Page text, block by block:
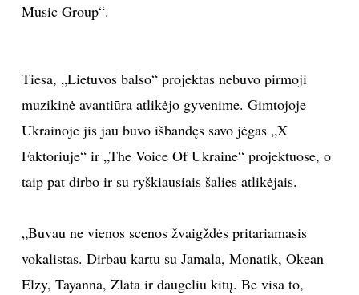
VAIKAI
NELAIMĖS
KONTAKTAI
Sekite mus:
Music Group“.
Tiesa, „Lietuvos balso“ projektas nebuvo pirmoji
muzikinė avantiūra atlikėjo gyvenime. Gimtojoje
Ukrainoje jis jau buvo išbandęs savo jėgas „X
Faktoriuje“ ir „The Voice Of Ukraine“ projektuose, o
taip pat dirbo ir su ryškiausiais šalies atlikėjais.
„Buvau ne vienos scenos žvaigždės pritariamasis
vokalistas. Dirbau kartu su Jamala, Monatik, Okean
Elzy, Tayanna, Zlata ir daugeliu kitų. Be visa to,